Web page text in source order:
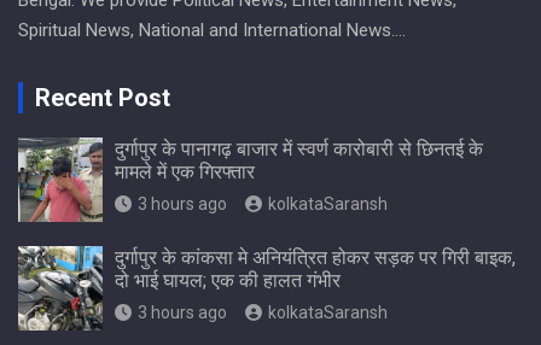
Spiritual News, National and International News….
Recent Post
दुर्गापुर के पानागढ़ बाजार में स्वर्ण कारोबारी से छिनतई के
मामले में एक गिरफ्तार
3 hours ago kolkataSaransh
दुर्गापुर के कांकसा मे अनियंत्रित होकर सड़क पर गिरी बाइक,
दो भाई घायल; एक की हालत गंभीर
3 hours ago kolkataSaransh